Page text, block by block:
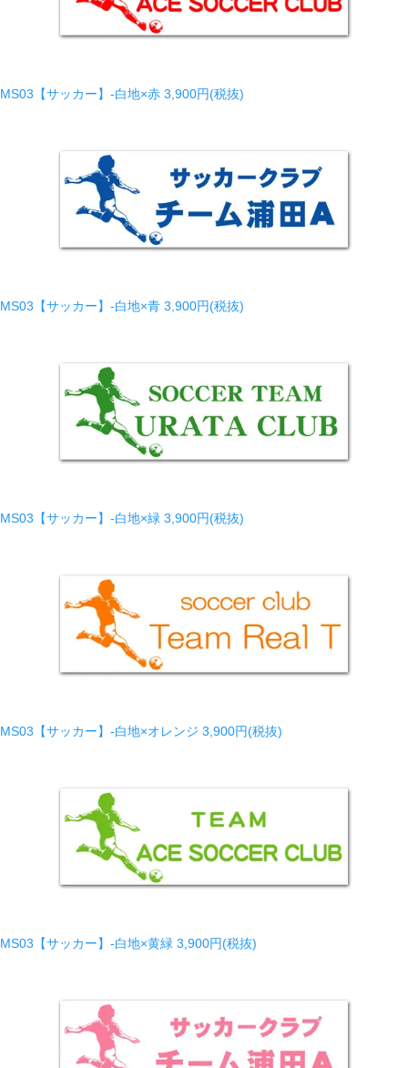
MS03【サッカー】-白地×赤 3,900円(税抜)
MS03【サッカー】-白地×青 3,900円(税抜)
MS03【サッカー】-白地×緑 3,900円(税抜)
MS03【サッカー】-白地×オレンジ 3,900円(税抜)
MS03【サッカー】-白地×黄緑 3,900円(税抜)